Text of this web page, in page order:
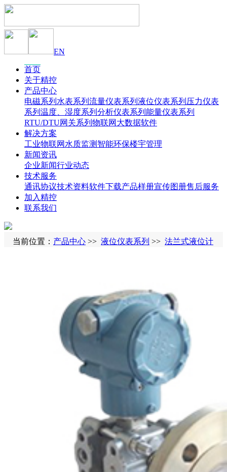
EN
首页
关于精控
产品中心
电磁系列 水表系列 流量仪表系列 液位仪表系列 压力仪表
系列 温度、湿度系列 分析仪表系列 能量仪表系列
RTU/DTU网关系列 物联网大数据软件
解决方案
工业物联网 水质监测 智能环保楼宇管理
新闻资讯
企业新闻行业动态
技术服务
通讯协议技术资料软件下载产品样册宣传图册售后服务
加入精控
联系我们
当前位置： 产品中心 >> 液位仪表系列 >> 法兰式液位计